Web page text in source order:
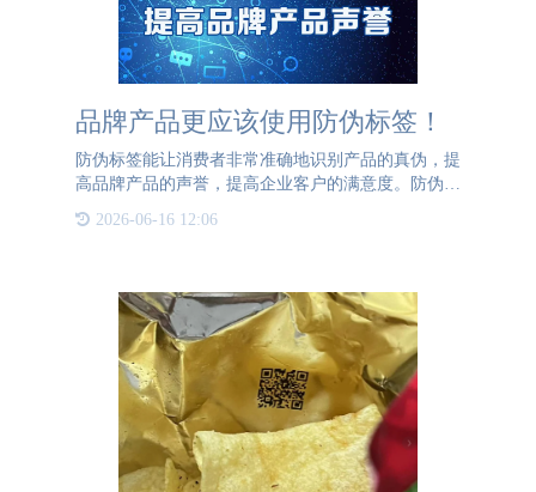
品牌产品更应该使用防伪标签！
防伪标签能让消费者非常准确地识别产品的真伪，提
高品牌产品的声誉，提高企业客户的满意度。防伪标
现了公司对产品的保护，让消费者感到放心，促进消
2026-06-16 12:06